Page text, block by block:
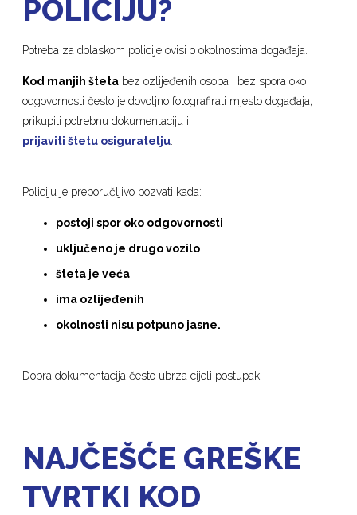
POLICIJU?
Potreba za dolaskom policije ovisi o okolnostima događaja.
Kod manjih šteta bez ozlijeđenih osoba i bez spora oko
odgovornosti često je dovoljno fotografirati mjesto događaja,
prikupiti potrebnu dokumentaciju i
prijaviti štetu osiguratelju
Policiju je preporučljivo pozvati kada:
postoji spor oko odgovornosti
uključeno je drugo vozilo
šteta je veća
ima ozlijeđenih
okolnosti nisu potpuno jasne.
Dobra dokumentacija često ubrza cijeli postupak.
NAJČEŠĆE GREŠKE
TVRTKI KOD